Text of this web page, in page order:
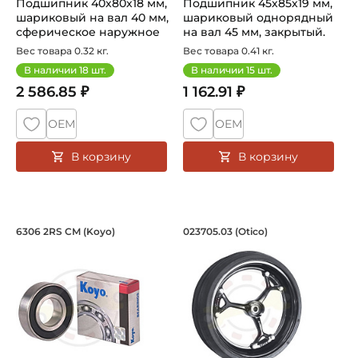
Подшипник 40х80х18 мм,
шариковый на вал 40 мм,
сферическое наружное
кол...
Вес товара 0.32 кг.
В наличии 18 шт.
2 586.85 ₽
ОЕМ
В корзину
Подшипник 45х85х19 мм,
шариковый однорядный
на вал 45 мм, закрытый.
Арт...
Вес товара 0.41 кг.
В наличии 15 шт.
1 162.91 ₽
ОЕМ
В корзину
Подшипник 30х72х19 мм, шариковый
6306 2RS CM (Koyo) Колесо в сборе
023705.03 (Otico)